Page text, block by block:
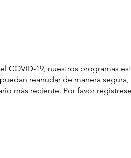
COVID-19, nuestros programas
reanudar de manera segura,
más reciente. Por favor